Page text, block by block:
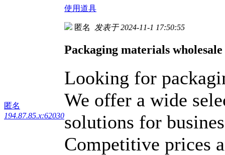
使用道具
匿名
194.87.85.x:62030
匿名 发表于 2024-11-1 17:50:55
Packaging materials wholesale
Looking for
We offer a wide
solutions for
Competitive prices